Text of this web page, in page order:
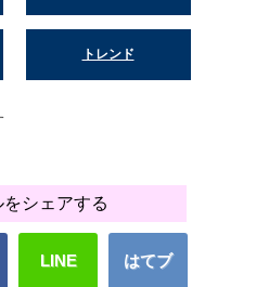
トレンド
シェアする
LINE はてブ